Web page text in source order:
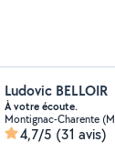
Ludovic BELLOIR
À votre écoute.
4,7/5 (31 avis)